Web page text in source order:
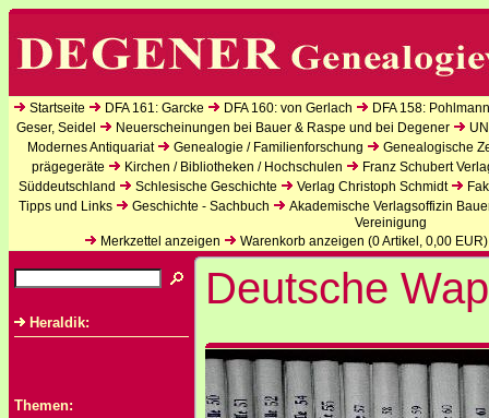
Startseite DFA 161: Garcke DFA 160: von Gerlach
DFA 158:
Geser, Seidel
Neuerscheinungen bei Bauer & Raspe und bei Degener
Modernes Antiquariat
Genealogie / Familienforschung
Genealogische
prägegeräte
Kirchen / Bibliotheken / Hochschulen
Franz Schubert
Süddeutschland
Schlesische Geschichte Verlag Christoph Schmidt
Tipps und Links
Geschichte - Sachbuch
Akademische Verlagsoffizin
Vereinigung
Merkzettel anzeigen
Warenkorb anzeigen (0Artikel, 0,00 EUR)
Heraldik:
Themen:
Deutsche